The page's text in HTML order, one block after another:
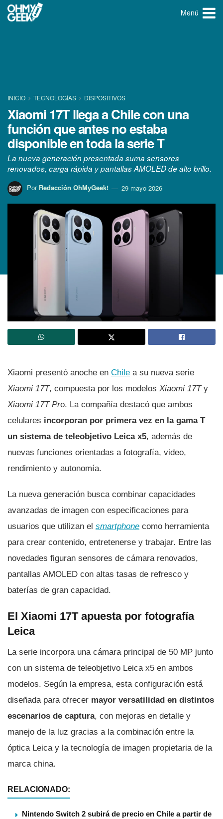
Menú
INICIO TECNOLOGÍ­AS DISPOSITIVOS
Xiaomi 17T llega a Chile con una
función que antes no estaba
disponible en toda la serie T
La nueva generación presentada suma sensores
renovados, carga rápida y pantallas AMOLED de alto brillo.
Por Redacción OhMyGeek! 29 mayo 2026
Xiaomi presentó anoche en Chile a su nueva serie
Xiaomi 17T, compuesta por los modelos Xiaomi 17Ty
Xiaomi 17T Pro. La compañía destacó que ambos
celulares incorporan por primera vez en la gama T
un sistema de teleobjetivo Leica x5, además de
nuevas funciones orientadas a fotografía, video,
rendimiento y autonomía.
La nueva generación busca combinar capacidades
avanzadas de imagen con especificaciones para
usuarios que utilizan el smartphone como herramienta
para crear contenido, entretenerse y trabajar. Entre las
novedades figuran sensores de cámara renovados,
pantallas AMOLED con altas tasas de refresco y
baterías de gran capacidad.
El Xiaomi 17T apuesta por fotografía
Leica
La serie incorpora una cámara principal de 50 MP junto
con un sistema de teleobjetivo Leica x5 en ambos
modelos. Según la empresa, esta configuración está
diseñada para ofrecer mayor versatilidad en distintos
escenarios de captura, con mejoras en detalle y
manejo de la luz gracias a la combinación entre la
óptica Leica y la tecnología de imagen propietaria de la
marca china.
RELACIONADO:
Nintendo Switch 2 subirá de precio en Chile a partir de